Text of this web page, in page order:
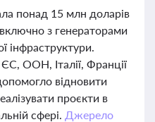
понад 15 млн доларів
з генераторами
інфраструктури.
ООН, Італії, Франції
відновити
проєкти в
сфері. Джерело